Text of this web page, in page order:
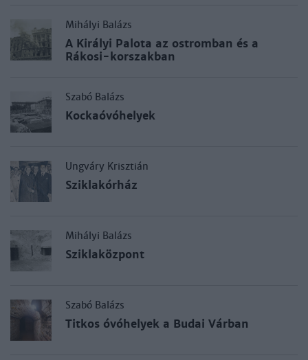
Mihályi Balázs
A Királyi Palota az ostromban és a
Rákosi-korszakban
Szabó Balázs
Kockaóvóhelyek
Ungváry Krisztián
Sziklakórház
Mihályi Balázs
Sziklaközpont
Szabó Balázs
Titkos óvóhelyek a Budai Várban